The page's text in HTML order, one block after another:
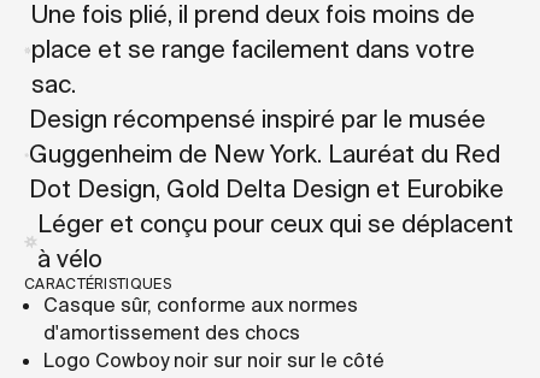
Une fois plié, il prend deux fois moins de
place et se range facilement dans votre
sac.
Design récompensé inspiré par le musée
Guggenheim de New York. Lauréat du Red
Dot Design, Gold Delta Design et Eurobike
Léger et conçu pour ceux qui se déplacent
à vélo
CARACTÉRISTIQUES
Casque sûr, conforme aux normes
d'amortissement des chocs
Logo Cowboy noir sur noir sur le côté